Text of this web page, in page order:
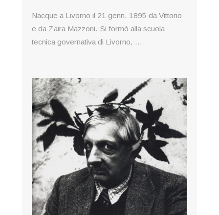
Nacque a Livorno il 21 genn. 1895 da Vittorio
e da Zaira Mazzoni. Si formò alla scuola
tecnica governativa di Livorno, ...